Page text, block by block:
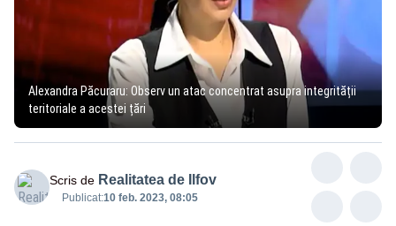
Alexandra Păcuraru: Observ un atac concentrat asupra integrității
teritoriale a acestei țări
Scris de Realitatea de Ilfov
Publicat:10 feb. 2023, 08:05